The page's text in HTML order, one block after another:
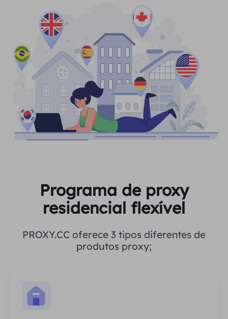
Programa de proxy
residencial flexível
PROXY.CC oferece 3 tipos diferentes de
produtos proxy;